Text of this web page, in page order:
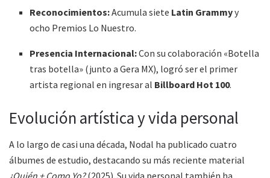
Reconocimientos:Acumula siete Latin Grammyy
ocho Premios Lo Nuestro.
Presencia Internacional:Con su colaboración «Botella
tras botella» (junto a Gera MX), logró ser el primer
artista regional en ingresar al Billboard Hot 100.
Evolución artística y vida personal
A lo largo de casi una década, Nodal ha publicado cuatro
álbumes de estudio, destacando su más reciente material